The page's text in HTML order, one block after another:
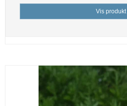
Vis produkt